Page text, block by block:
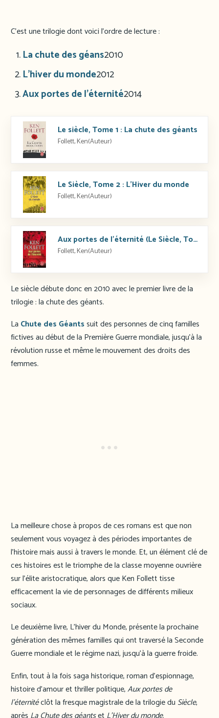
C’est une trilogie dont voici l’ordre de lecture :
La chute des géans2010
L’hiver du monde2012
Aux portes de l’éternité2014
Le siècle, Tome 1 : La chute des géants
Follett, Ken(Auteur)
Le Siècle, Tome 2 : L’Hiver du monde
Follett, Ken(Auteur)
Aux portes de l’éternité (Le Siècle, Tome 3)
Follett, Ken(Auteur)
Le siècle débute donc en 2010 avec le premier livre de la
trilogie : la chute des géants.
La Chute des Géantssuit des personnes de cinq familles
fictives au début de la Première Guerre mondiale, jusqu’à la
révolution russe et même le mouvement des droits des
femmes.
La meilleure chose à propos de ces romans est que non
seulement vous voyagez à des périodes importantes de
l’histoire mais aussi à travers le monde. Et, un élément clé de
ces histoires est le triomphe de la classe moyenne ouvrière
sur l’élite aristocratique, alors que Ken Follett tisse
efficacement la vie de personnages de différents milieux
sociaux.
Le deuxième livre, L’hiver du Monde, présente la prochaine
génération des mêmes familles qui ont traversé la Seconde
Guerre mondiale et le régime nazi, jusqu’à la guerre froide.
Enfin, tout à la fois saga historique, roman d’espionnage,
histoire d’amour et thriller politique,Aux portes de
l’éternitéclôt la fresque magistrale de la trilogie du Siècle,